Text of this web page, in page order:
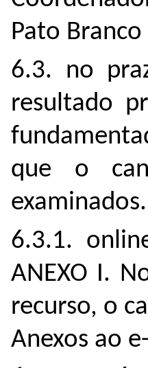
Pato Branco
6.3. no
resultado
que o
6.3.1.
ANEXO I.
recurso, o
Anexos ao